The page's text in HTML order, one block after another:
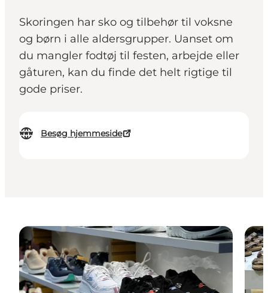
Skoringen har sko og tilbehør til voksne
og børn i alle aldersgrupper. Uanset om
du mangler fodtøj til festen, arbejde eller
gåturen, kan du finde det helt rigtige til
gode priser.
Besøg hjemmeside